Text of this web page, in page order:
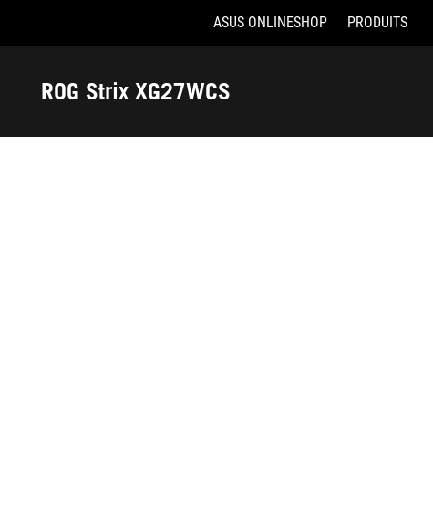
Accessibility links
ASUS ONLINESHOP PRODUITS
ROG Strix XG27WCS